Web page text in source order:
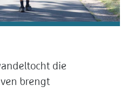
die
brengt